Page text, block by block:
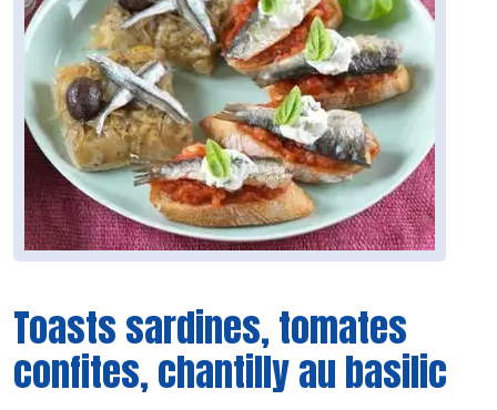
Toasts sardines, tomates
confites, chantilly au basilic